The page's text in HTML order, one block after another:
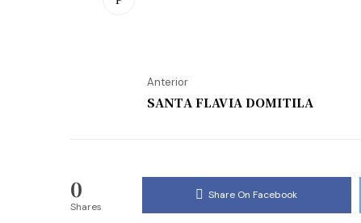
Anterior
SANTA FLAVIA DOMITILA
0
Shares
Share On Facebook